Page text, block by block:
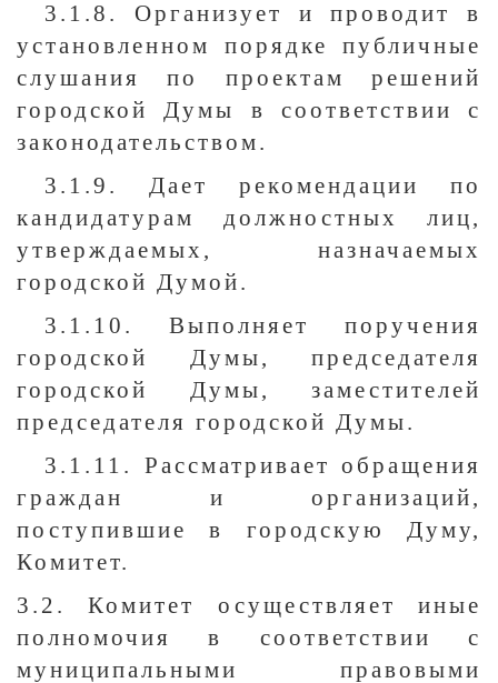
3.1.8. Организует и проводит в
установленном порядке публичные
слушания по проектам решений
городской Думы в соответствии с
законодательством.
3.1.9. Дает рекомендации по
кандидатурам должностных лиц,
утверждаемых, назначаемых
городской Думой.
3.1.10. Выполняет поручения
городской Думы, председателя
городской Думы, заместителей
председателя городской Думы.
3.1.11. Рассматривает обращения
граждан и организаций,
поступившие в городскую Думу,
Комитет.
3.2. Комитет осуществляет иные
полномочия в соответствии с
муниципальными правовыми